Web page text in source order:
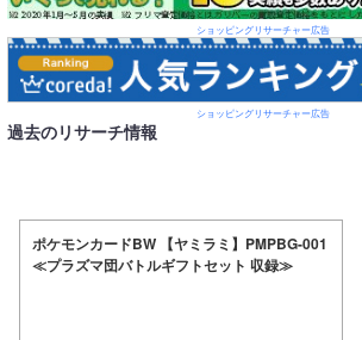
ショッピングリサーチャー広告
ショッピングリサーチャー広告
過去のリサーチ情報
ポケモンカードBW 【ヤミラミ】PMPBG-001
≪プラズマ団バトルギフトセット 収録≫